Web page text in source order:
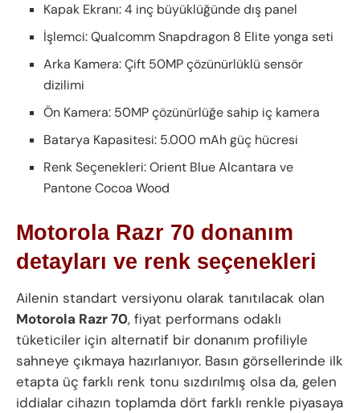
Kapak Ekranı: 4 inç büyüklüğünde dış panel
İşlemci: Qualcomm Snapdragon 8 Elite yonga seti
Arka Kamera: Çift 50MP çözünürlüklü sensör
dizilimi
Ön Kamera: 50MP çözünürlüğe sahip iç kamera
Batarya Kapasitesi: 5.000 mAh güç hücresi
Renk Seçenekleri: Orient Blue Alcantara ve
Pantone Cocoa Wood
Motorola Razr 70 donanım
detayları ve renk seçenekleri
Ailenin standart versiyonu olarak tanıtılacak olan
Motorola Razr 70, fiyat performans odaklı
tüketiciler için alternatif bir donanım profiliyle
sahneye çıkmaya hazırlanıyor. Basın görsellerinde ilk
etapta üç farklı renk tonu sızdırılmış olsa da, gelen
iddialar cihazın toplamda dört farklı renkle piyasaya